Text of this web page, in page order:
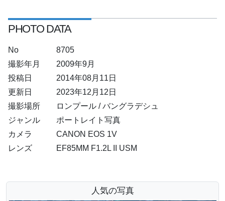
PHOTO DATA
No
8705
撮影年月
2009年9月
投稿日
2014年08月11日
更新日
2023年12月12日
撮影場所
ロンプール / バングラデシュ
ジャンル
ポートレイト写真
カメラ
CANON EOS 1V
レンズ
EF85MM F1.2L II USM
人気の写真